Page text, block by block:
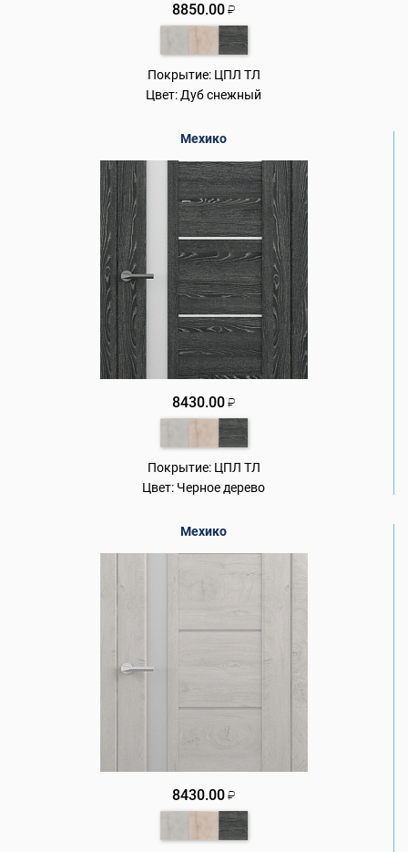
8850.00 ₽
Покрытие: ЦПЛ ТЛ
Цвет: Дуб снежный
Мехико
8430.00 ₽
Покрытие: ЦПЛ ТЛ
Цвет: Черное дерево
Мехико
8430.00 ₽